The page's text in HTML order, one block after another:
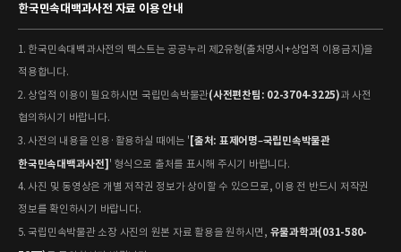
한국민속대백과사전 자료 이용 안내
1. 한국민속대백과사전의 텍스트는 공공누리 제2유형(출처명시+상업적 이용금지)을
적용합니다.
2. 상업적 이용이 필요하시면 국립민속박물관(사전편찬팀: 02-3704-3225)과 사전
협의하시기 바랍니다.
3. 사전의 내용을 인용·활용하실 때에는 ' [출처: 표제어명–국립민속박물관
한국민속대백과사전] ' 형식으로 출처를 표시해 주시기 바랍니다.
4. 사진 및 동영상은 개별 저작권 정보가 상이할 수 있으므로, 이용 전 반드시 저작권
정보를 확인하시기 바랍니다.
5. 국립민속박물관 소장 사진의 원본 자료 활용을 원하시면, 유물과학과(031-580-